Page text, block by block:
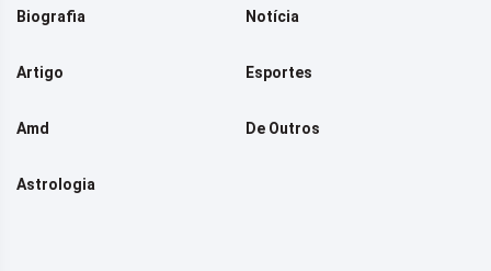
Biografia Notícia
Artigo Esportes
Amd De Outros
Astrologia